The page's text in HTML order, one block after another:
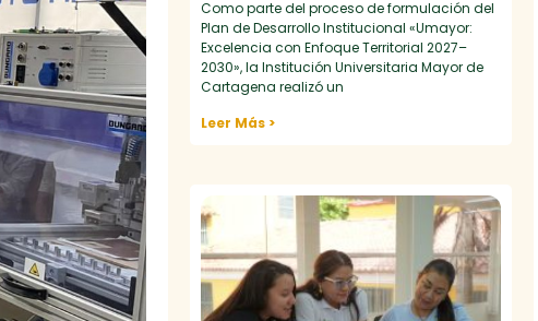
Como parte del proceso de formulación del
Plan de Desarrollo Institucional «Umayor:
Excelencia con Enfoque Territorial 2027–
2030», la Institución Universitaria Mayor de
Cartagena realizó un
Leer Más >